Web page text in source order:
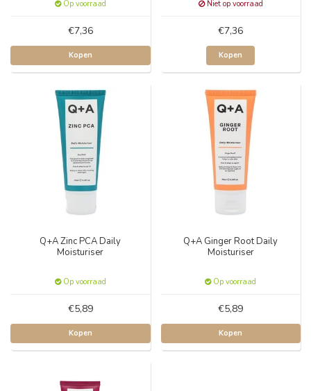
Op voorraad
€7,36
Kopen
Niet op voorraad
€7,36
Kopen
Q+A Zinc PCA Daily
Moisturiser
Op voorraad
€5,89
Kopen
Q+A Ginger Root Daily
Moisturiser
Op voorraad
€5,89
Kopen